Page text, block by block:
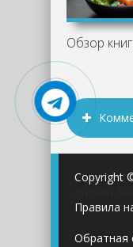
Copyright
Правила
Обратная